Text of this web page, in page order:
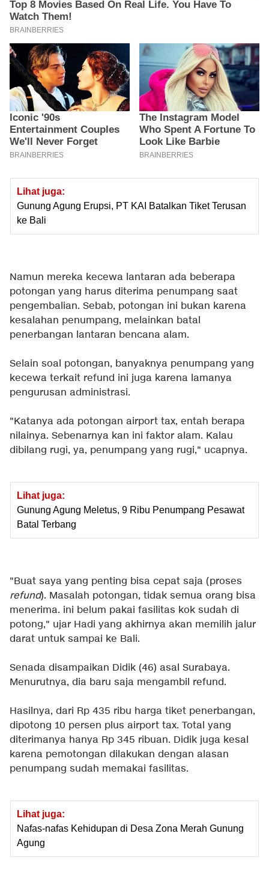
Lihat juga:
Gunung Agung Erupsi, PT KAI Batalkan Tiket Terusan
ke Bali
Namun mereka kecewa lantaran ada beberapa
potongan yang harus diterima penumpang saat
pengembalian. Sebab, potongan ini bukan karena
kesalahan penumpang, melainkan batal
penerbangan lantaran bencana alam.
Selain soal potongan, banyaknya penumpang yang
kecewa terkait refund ini juga karena lamanya
pengurusan administrasi.
"Katanya ada potongan airport tax, entah berapa
nilainya. Sebenarnya kan ini faktor alam. Kalau
dibilang rugi, ya, penumpang yang rugi," ucapnya.
Lihat juga:
Gunung Agung Meletus, 9 Ribu Penumpang Pesawat
Batal Terbang
"Buat saya yang penting bisa cepat saja (proses
refund). Masalah potongan, tidak semua orang bisa
menerima. ini belum pakai fasilitas kok sudah di
potong," ujar Hadi yang akhirnya akan memilih jalur
darat untuk sampai ke Bali.
Senada disampaikan Didik (46) asal Surabaya.
Menurutnya, dia baru saja mengambil refund.
Hasilnya, dari Rp 435 ribu harga tiket penerbangan,
dipotong 10 persen plus airport tax. Total yang
diterimanya hanya Rp 345 ribuan. Didik juga kesal
karena pemotongan dilakukan dengan alasan
penumpang sudah memakai fasilitas.
Lihat juga:
Nafas-nafas Kehidupan di Desa Zona Merah Gunung
Agung